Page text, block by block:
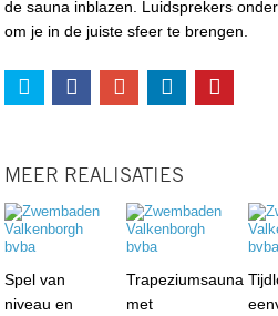
de sauna inblazen. Luidsprekers
om je in de juiste sfeer te brengen.
MEER REALISATIES
Spel van
niveau en
Trapeziumsauna
met